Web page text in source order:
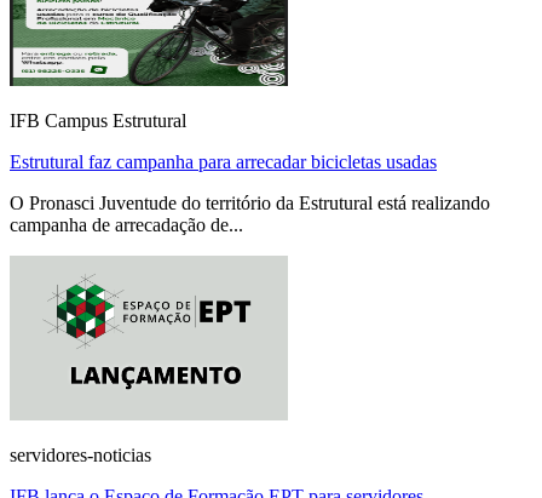
IFB Campus Estrutural
Estrutural faz campanha para arrecadar bicicletas usadas
O Pronasci Juventude do território da Estrutural está realizando
campanha de arrecadação de...
servidores-noticias